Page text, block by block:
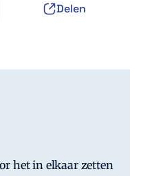
Delen
het in elkaar zetten